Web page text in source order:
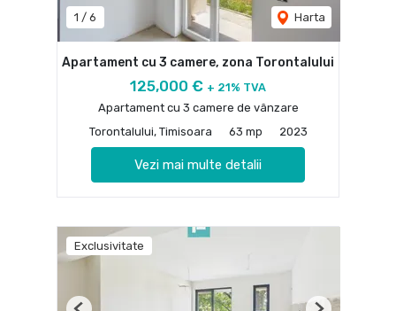
1 / 6 Harta
Apartament cu 3 camere, zona Torontalului
125,000 € + 21% TVA
Apartament cu 3 camere de vânzare
Torontalului, Timisoara
63 mp 2023
Vezi mai multe detalii
Exclusivitate